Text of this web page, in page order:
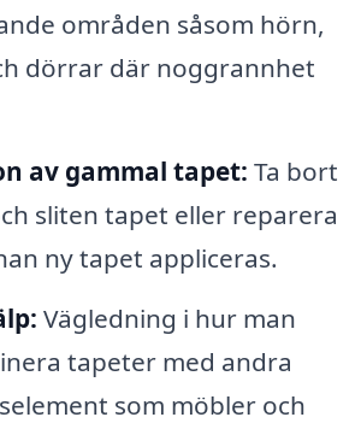
områden såsom hörn,
dörrar där noggrannhet
av gammal tapet: Ta bort
sliten tapet eller reparera
ny tapet appliceras.
Vägledning i hur man
tapeter med andra
som möbler och